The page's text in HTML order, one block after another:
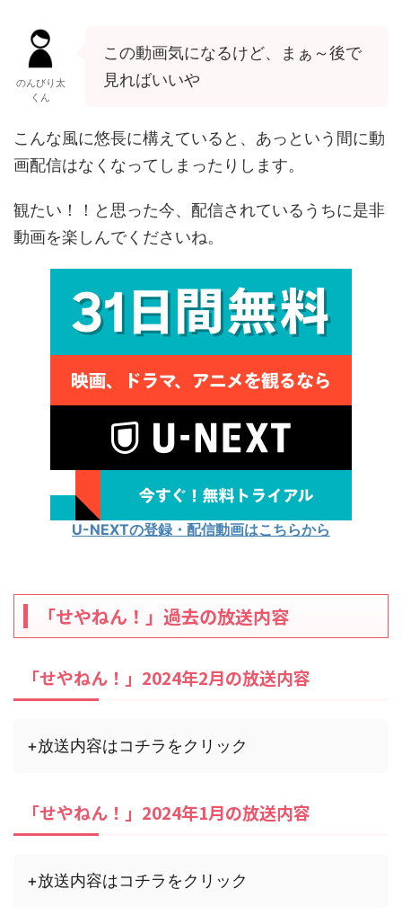
のんびり太
くん
この動画気になるけど、まぁ～後で
見ればいいや
こんな風に悠長に構えていると、あっという間に動
画配信はなくなってしまったりします。
観たい！！と思った今、配信されているうちに是非
動画を楽しんでくださいね。
U-NEXTの登録・配信動画はこちらから
「せやねん！」過去の放送内容
「せやねん！」2024年2月の放送内容
+放送内容はコチラをクリック
「せやねん！」2024年1月の放送内容
+放送内容はコチラをクリック